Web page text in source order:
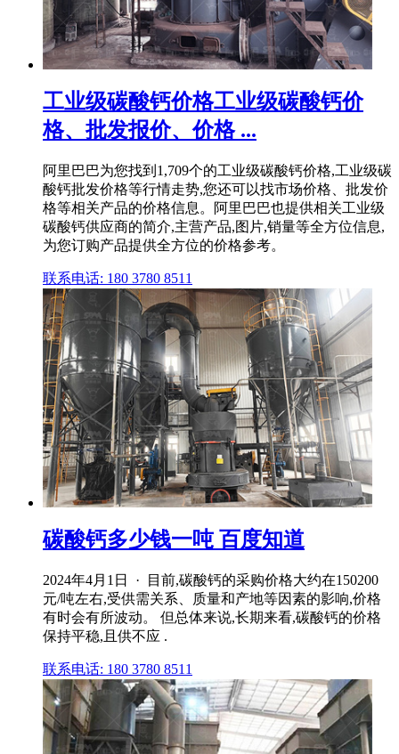
工业级碳酸钙价格工业级碳酸钙价
格、批发报价、价格 ...
阿里巴巴为您找到1,709个的工业级碳酸钙价格,工业级碳
酸钙批发价格等行情走势,您还可以找市场价格、批发价
格等相关产品的价格信息。阿里巴巴也提供相关工业级
碳酸钙供应商的简介,主营产品,图片,销量等全方位信息,
为您订购产品提供全方位的价格参考。
联系电话: 180 3780 8511
碳酸钙多少钱一吨 百度知道
2024年4月1日 · 目前,碳酸钙的采购价格大约在150200
元/吨左右,受供需关系、质量和产地等因素的影响,价格
有时会有所波动。 但总体来说,长期来看,碳酸钙的价格
保持平稳,且供不应 .
联系电话: 180 3780 8511